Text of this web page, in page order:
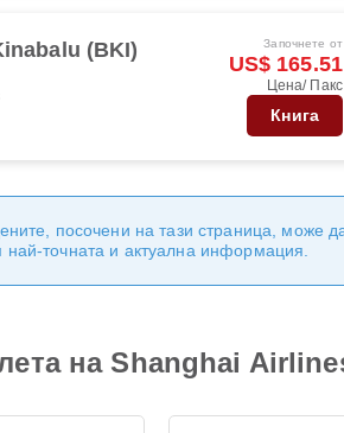
(BKI) Започнете от
US$ 165.51
Цена/ Пакс
Книга
посочени на тази страница, може
точната и актуална информация.
на Shanghai